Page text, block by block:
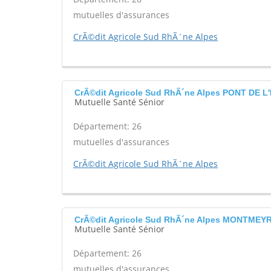
mutuelles d'assurances
CrÃ©dit Agricole Sud RhÃ´ne Alpes
CrÃ©dit Agricole Sud RhÃ´ne Alpes PONT DE
Mutuelle Santé Sénior
Département: 26
mutuelles d'assurances
CrÃ©dit Agricole Sud RhÃ´ne Alpes
CrÃ©dit Agricole Sud RhÃ´ne Alpes
Mutuelle Santé Sénior
Département: 26